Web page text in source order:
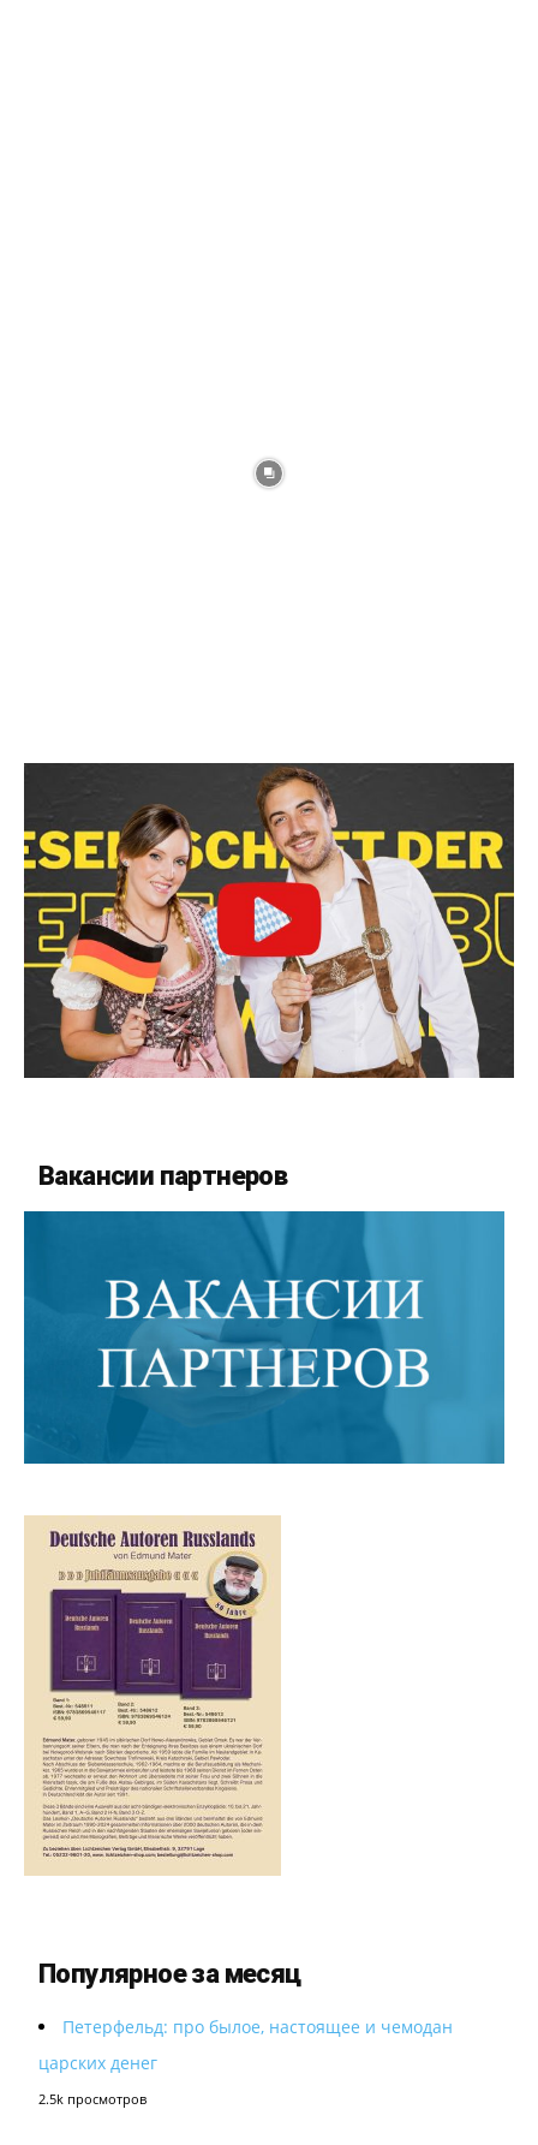
Вакансии партнеров
Популярное за месяц
Петерфельд: про былое, настоящее и чемодан
царских денег
2.5k просмотров